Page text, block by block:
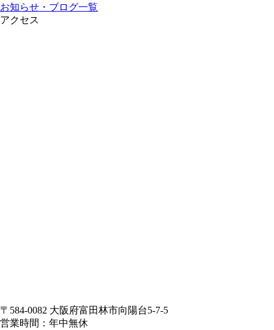
お知らせ・ブログ一覧
アクセス
〒584-0082 大阪府富田林市向陽台5-7-5
営業時間：年中無休